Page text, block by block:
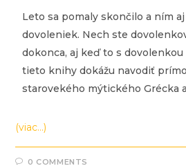
Leto sa pomaly skončilo a ním
dovoleniek. Nech ste
dokonca, aj keď to s
tieto knihy dokážu navodiť
starovekého mýtického Grécka
(viac…)
0 COMMENTS